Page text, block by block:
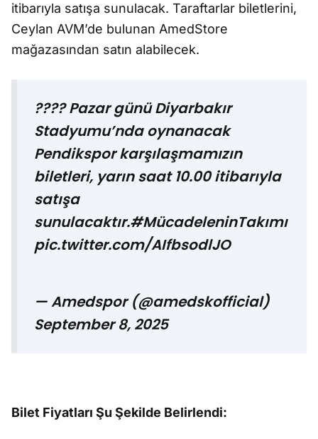
itibarıyla satışa sunulacak. Taraftarlar biletlerini,
Ceylan AVM’de bulunan AmedStore
mağazasından satın alabilecek.
???? Pazar günü Diyarbakır
Stadyumu’nda oynanacak
Pendikspor karşılaşmamızın
biletleri, yarın saat 10.00 itibarıyla
satışa
sunulacaktır.#MücadeleninTakımı
pic.twitter.com/AIfbsodlJO
— Amedspor (@amedskofficial)
September 8, 2025
Bilet Fiyatları Şu Şekilde Belirlendi: